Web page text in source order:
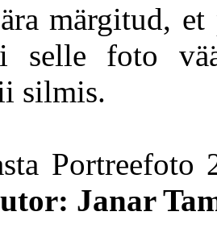
märgitud,
selle foto
silmis.
Janar